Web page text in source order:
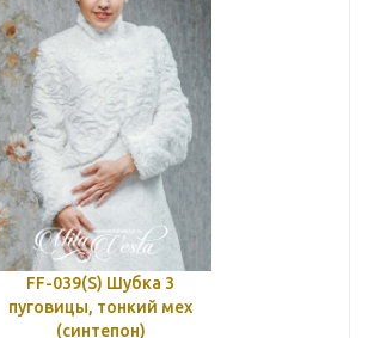
FF-039(S) Шубка 3
пуговицы, тонкий мех
(синтепон)